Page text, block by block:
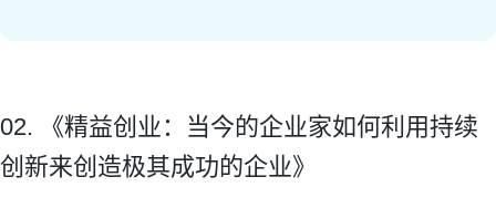
02. 《精益创业：当今的企业家如何利用持续
创新来创造极其成功的企业》